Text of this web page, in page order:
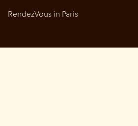
RendezVous in Paris